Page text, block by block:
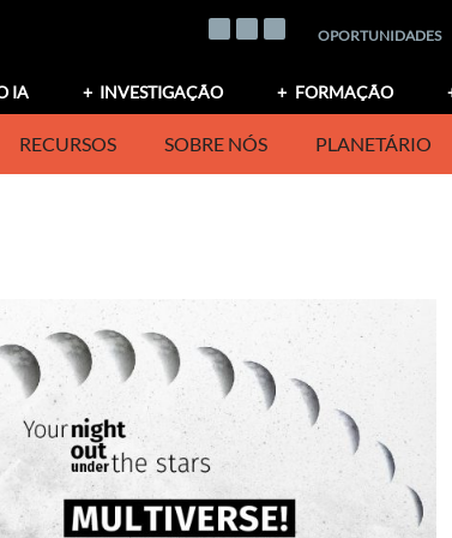
OPORTUNIDADES
IA INVESTIGAÇÃO FORMAÇÃO
RECURSOS SOBRE NÓS PLANETÁRIO